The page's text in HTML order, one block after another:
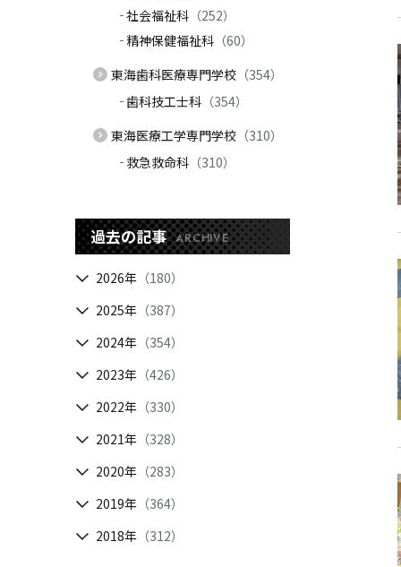
社会福祉科 （252）
精神保健福祉科 （60）
東海歯科医療専門学校 （354）
歯科技工士科 （354）
東海医療工学専門学校 （310）
救急救命科 （310）
過去の記事 ARCHIVE
2026年 （180）
2025年 （387）
2024年 （354）
2023年 （426）
2022年 （330）
2021年 （328）
2020年 （283）
2019年 （364）
2018年 （312）